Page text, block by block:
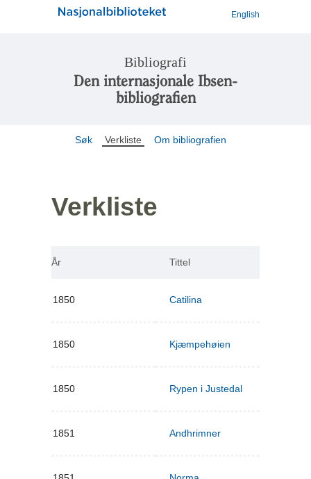
English
Bibliografi
Den internasjonale Ibsen-
bibliografien
Søk Verkliste Om bibliografien
Verkliste
År Tittel
1850 Catilina
1850 Kjæmpehøien
1850 Rypen i Justedal
1851 Andhrimner